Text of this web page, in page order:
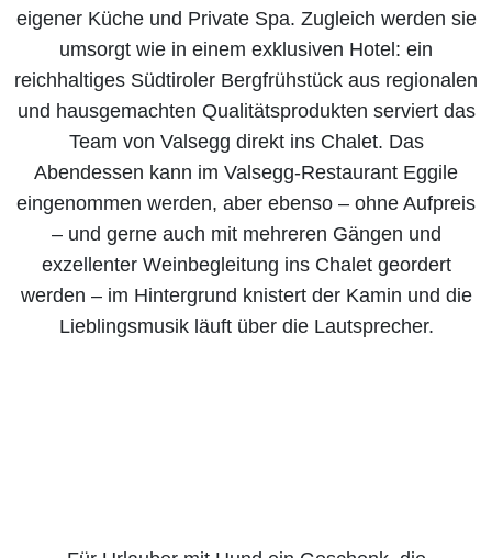
eigener Küche und Private Spa. Zugleich werden sie
umsorgt wie in einem exklusiven Hotel: ein
reichhaltiges Südtiroler Bergfrühstück aus regionalen
und hausgemachten Qualitätsprodukten serviert das
Team von Valsegg direkt ins Chalet. Das
Abendessen kann im Valsegg-Restaurant Eggile
eingenommen werden, aber ebenso – ohne Aufpreis
– und gerne auch mit mehreren Gängen und
exzellenter Weinbegleitung ins Chalet geordert
werden – im Hintergrund knistert der Kamin und die
Lieblingsmusik läuft über die Lautsprecher.